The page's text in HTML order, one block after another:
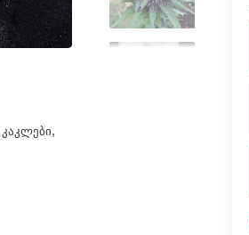
,